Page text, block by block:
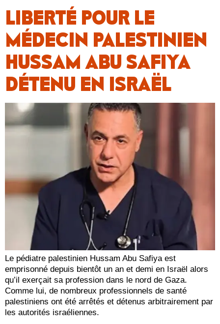
LIBERTÉ POUR LE
MÉDECIN PALESTINIEN
HUSSAM ABU SAFIYA
DÉTENU EN ISRAËL
Le pédiatre palestinien Hussam Abu Safiya est
emprisonné depuis bientôt un an et demi en Israël alors
qu’il exerçait sa profession dans le nord de Gaza.
Comme lui, de nombreux professionnels de santé
palestiniens ont été arrêtés et détenus arbitrairement par
les autorités israéliennes.